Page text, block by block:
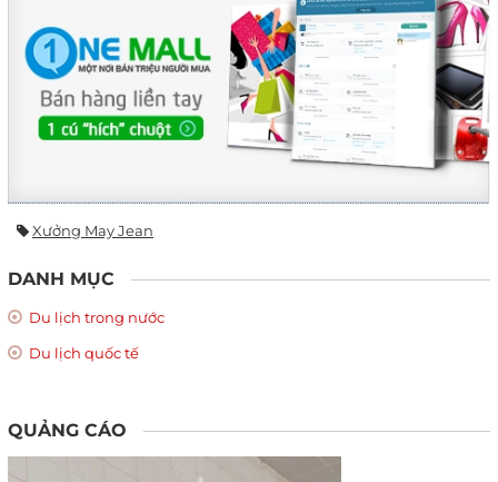
Xưởng May Jean
DANH MỤC
Du lịch trong nước
Du lịch quốc tế
QUẢNG CÁO